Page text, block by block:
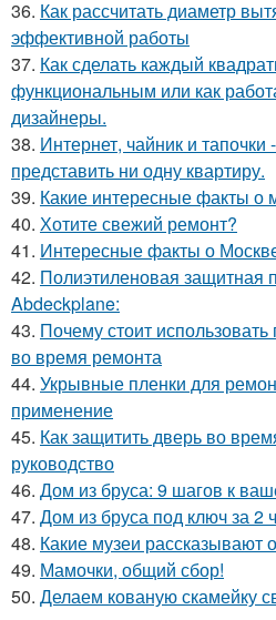
36. Как рассчитать диаметр
эффективной работы
37. Как сделать каждый
функциональным или как
дизайнеры.
38. Интернет, чайник и
представить ни одну квартиру.
39. Какие интересные факты о
40. Хотите свежий ремонт?
41. Интересные факты о
42. Полиэтиленовая защитная
Abdeckplane:
43. Почему стоит
во время ремонта
44. Укрывные пленки для
применение
45. Как защитить дверь во
руководство
46. Дом из бруса: 9 шагов к
47. Дом из бруса под ключ за 2
48. Какие музеи рассказывают
49. Мамочки, общий сбор!
50. Делаем кованую скамейку